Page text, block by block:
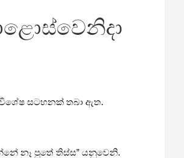
සටහනක් තබා ඇත.
නෑ පුතේ තිස්ස” යනුවෙනි.